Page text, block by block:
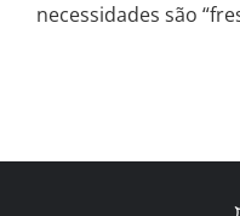
necessidades são